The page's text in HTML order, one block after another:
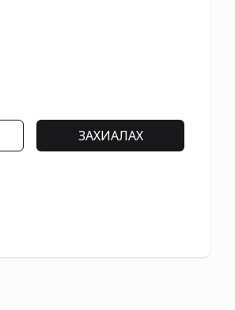
ЗАХИАЛАХ